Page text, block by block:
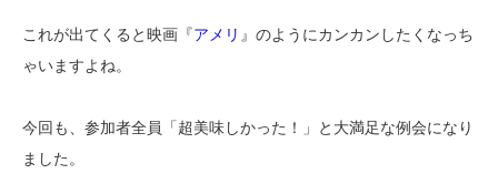
これが出てくると映画『アメリ 』のようにカンカンしたくなっち
ゃいますよね。
今回も、参加者全員「超美味しかった！」と大満足な例会になり
ました。